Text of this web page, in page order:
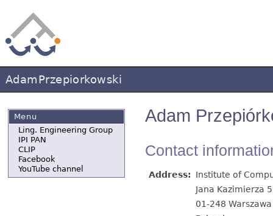
AdamPrzepiorkowski
Menu
Ling. Engineering Group
IPI PAN
CLIP
Facebook
YouTube channel
Adam
Contact
Address:
Institute of
Jana Kazimierza 5
01-248 Warszawa